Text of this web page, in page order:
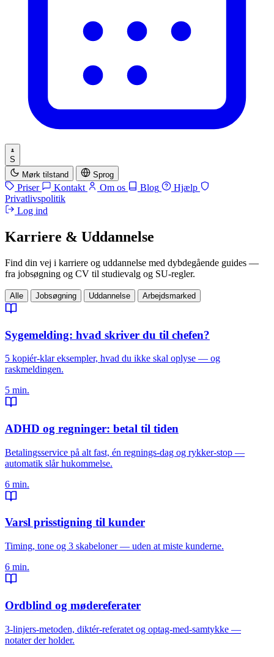
S
Mørk tilstand
Sprog
Priser Kontakt Om os Blog
Hjælp
Privatlivspolitik
Log ind
Karriere & Uddannelse
Find din vej i karriere og uddannelse med dybdegående guides —
fra jobsøgning og CV til studievalg og SU-regler.
Alle Jobsøgning Uddannelse Arbejdsmarked
Artikler
Sygemelding: hvad skriver du til chefen?
5 kopiér-klar eksempler, hvad du ikke skal oplyse — og
raskmeldingen.
5 min.
ADHD og regninger: betal til tiden
Betalingsservice på alt fast, én regnings-dag og rykker-stop —
automatik slår hukommelse.
6 min.
Varsl prisstigning til kunder
Timing, tone og 3 skabeloner — uden at miste kunderne.
6 min.
Ordblind og mødereferater
3-linjers-metoden, diktér-referatet og optag-med-samtykke —
notater der holder.